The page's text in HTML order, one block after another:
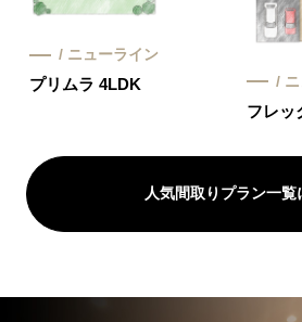
/ ニューライン
プリムラ 4LDK /
フレッ
人気間取りプラン一覧